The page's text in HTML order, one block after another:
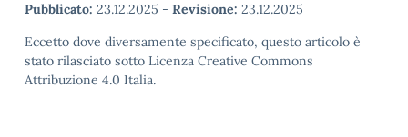
Pubblicato: 23.12.2025 - Revisione: 23.12.2025
Eccetto dove diversamente specificato, questo articolo è
stato rilasciato sotto Licenza Creative Commons
Attribuzione 4.0 Italia.